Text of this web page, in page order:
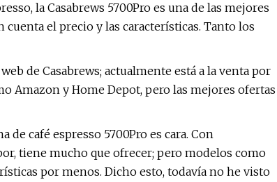
la Casabrews 5700Pro es una de las mejores
el precio y las características. Tanto los
de Casabrews; actualmente está a la venta por
Amazon y Home Depot, pero las mejores ofertas
de café espresso 5700Pro es cara. Con
tiene mucho que ofrecer; pero modelos como
por menos. Dicho esto, todavía no he visto